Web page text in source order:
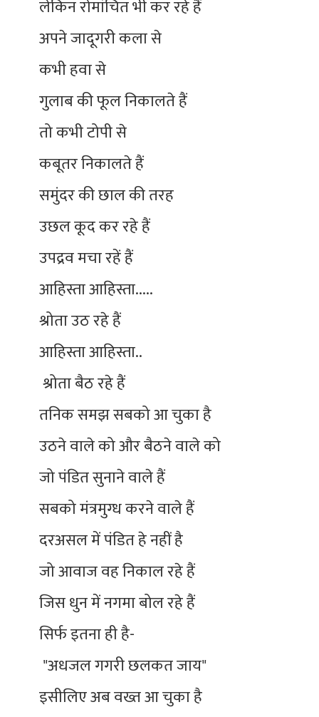
लेकिन रोमांचित भी कर रहे हैं
अपने जादूगरी कला से
कभी हवा से
गुलाब की फूल निकालते हैं
तो कभी टोपी से
कबूतर निकालते हैं
समुंदर की छाल की तरह
उछल कूद कर रहे हैं
उपद्रव मचा रहें हैं
आहिस्ता आहिस्ता‍.....
श्रोता उठ रहे हैं
आहिस्ता आहिस्ता..
श्रोता बैठ रहे हैं
तनिक समझ सबको आ चुका है
उठने वाले को और बैठने वाले को
जो पंडित सुनाने वाले हैं
सबको मंत्रमुग्ध करने वाले हैं
दरअसल में पंडित हे नहीं है
जो आवाज वह निकाल रहे हैं
जिस धुन में नगमा बोल रहे हैं
सिर्फ इतना ही है-
"अधजल गगरी छलकत जाय"
इसीलिए अब वख्त आ चुका है